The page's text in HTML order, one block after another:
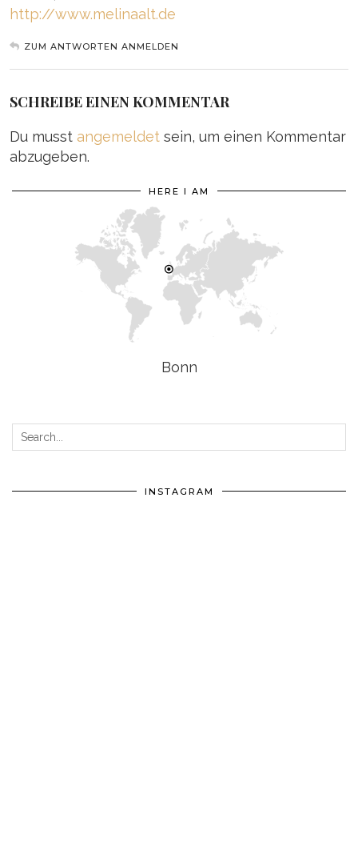
http://www.melinaalt.de
ZUM ANTWORTEN ANMELDEN
SCHREIBE EINEN KOMMENTAR
Du musst angemeldet sein, um einen Kommentar
abzugeben.
HERE I AM
Bonn
INSTAGRAM